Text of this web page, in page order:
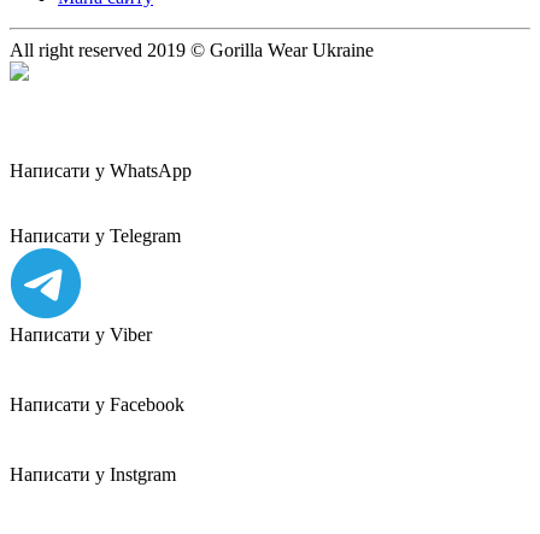
All right reserved 2019 © Gorilla Wear Ukraine
Написати у WhatsApp
Написати у Telegram
Написати у Viber
Написати у Facebook
Написати у Instgram